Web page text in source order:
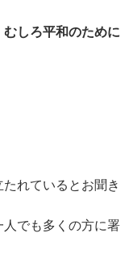
むしろ平和のために
れているとお聞き
でも多くの方に署